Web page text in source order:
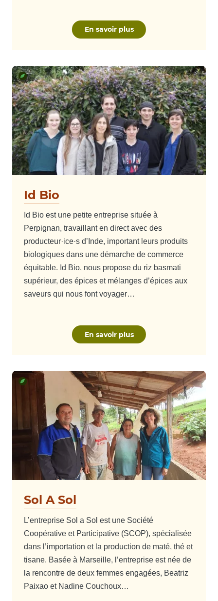
En savoir plus
Id Bio
Id Bio est une petite entreprise située à
Perpignan, travaillant en direct avec des
producteur·ice·s d’Inde, important leurs produits
biologiques dans une démarche de commerce
équitable. Id Bio, nous propose du riz basmati
supérieur, des épices et mélanges d’épices aux
saveurs qui nous font voyager…
En savoir plus
Sol A Sol
L’entreprise Sol a Sol est une Société
Coopérative et Participative (SCOP), spécialisée
dans l’importation et la production de maté, thé et
tisane. Basée à Marseille, l’entreprise est née de
la rencontre de deux femmes engagées, Beatriz
Paixao et Nadine Couchoux…